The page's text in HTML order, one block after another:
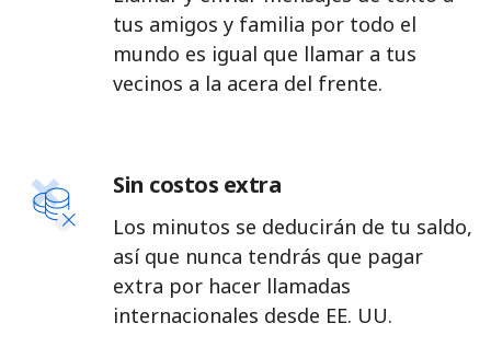
tus amigos y familia por todo el
mundo es igual que llamar a tus
vecinos a la acera del frente.
Sin costos extra
Los minutos se deducirán de tu saldo,
así que nunca tendrás que pagar
extra por hacer llamadas
internacionales desde EE. UU.